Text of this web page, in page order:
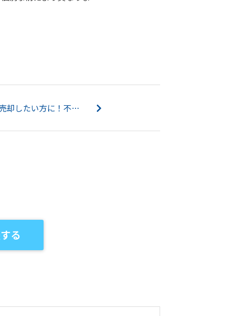
北九州市で不動産を早く売却したい方に！不動産が売れない原因と改善案とは？...
る